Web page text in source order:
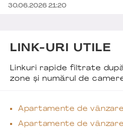
30.06.2026 21:20
LINK-URI UTILE
Linkuri rapide filtrate
zone și numărul de
Apartamente de vânzare
Apartamente de